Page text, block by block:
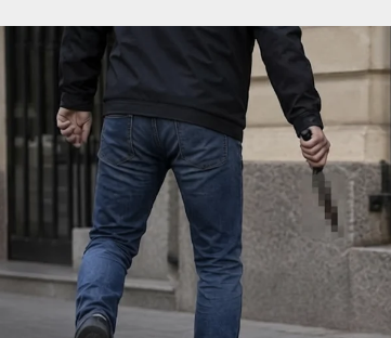
dönüş nöqtəsi: Ədalətsiz qərar tam ləğv ediləcəkmi?
məsuliyyətə cəlb olunmalıdırlar? – VİDEO
zəbt edilib? – VİDEO
Xocavənddə mina partlayışı ilə bağlı məlumat yaydılar
iki ilə bacardı
dönüş nöqtəsi: Ədalətsiz qərar tam ləğv ediləcəkmi?